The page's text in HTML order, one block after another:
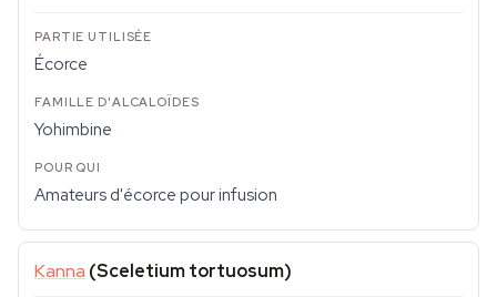
Écorce
Yohimbine
Amateurs d'écorce pour infusion
Kanna (Sceletium tortuosum)